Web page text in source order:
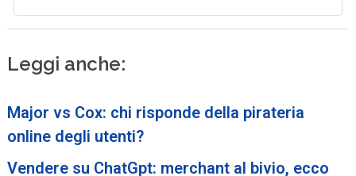
Leggi anche:
Major vs Cox: chi risponde della pirateria
online degli utenti?
Vendere su ChatGpt: merchant al bivio, ecco